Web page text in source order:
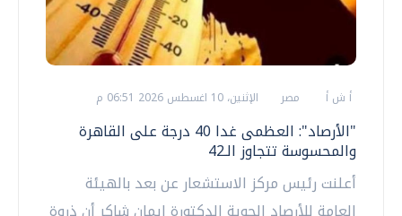
أ ش أ مصر الإثنين، 10 اغسطس 2026 06:51 م
"الأرصاد": العظمى غدا 40 درجة على القاهرة
والمحسوسة تتجاوز الـ42
أعلنت رئيس مركز الاستشعار عن بعد بالهيئة